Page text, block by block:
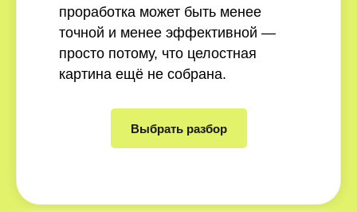
проработка может быть менее
точной и менее эффективной —
просто потому, что целостная
картина ещё не собрана.
Выбрать разбор